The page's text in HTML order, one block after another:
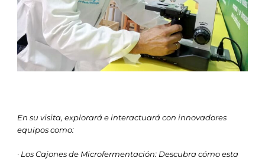
En su visita, explorará e interactuará con innovadores
equipos como:
· Los Cajones de Microfermentación: Descubra cómo esta